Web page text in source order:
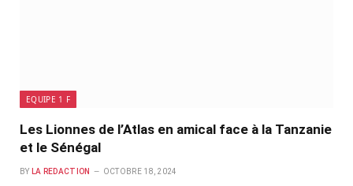
EQUIPE 1 F
Les Lionnes de l’Atlas en amical face à la Tanzanie
et le Sénégal
BY LA REDACTION OCTOBRE 18, 2024